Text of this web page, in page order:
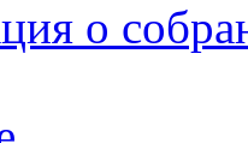
о